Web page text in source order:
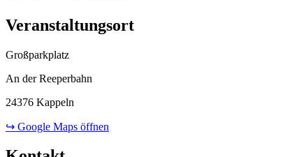
Veranstaltungsort
Großparkplatz
An der Reeperbahn
24376 Kappeln
↪ Google Maps öffnen